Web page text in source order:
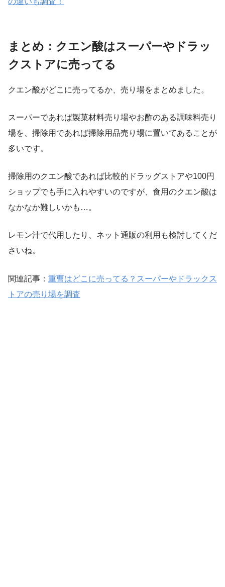
まとめ：クエン酸はスーパーやドラッ
クストアに売ってる
クエン酸がどこに売ってるか、売り場をまとめました。
スーパーであれば製菓材料売り場やお酢のある調味料売り
場を、掃除用であれば掃除用品売り場に置いてあることが
多いです。
掃除用のクエン酸であれば比較的ドラッグストアや100円
ショップでも手に入れやすいのですが、食用のクエン酸は
なかなか難しいかも…。
レモン汁で代用したり、ネット通販の利用も検討してくだ
さいね。
関連記事： 重曹はどこに売ってる？スーパーやドラックス
トアの売り場を調査